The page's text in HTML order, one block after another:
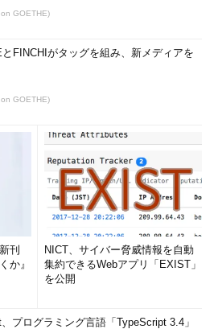
GOETHE)
FINCHIがタッグを組み、新メディアを
GOETHE)
刊
か』
NICT、サイバー脅威情報を自動
集約できるWebアプリ「EXIST」
を公開
プログラミング言語「TypeScript 3.4」